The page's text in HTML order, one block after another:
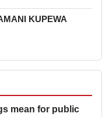
KUPEWA
mean for public